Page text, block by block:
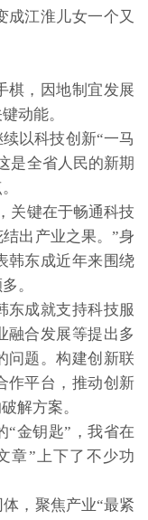
成江淮儿女一个又
，因地制宜发展
动能。
以科技创新“一马
是全省人民的新期
键在于畅通科技
出产业之果。”身
韩东成近年来围绕
。
成就支持科技服
融合发展等提出多
问题。构建创新联
作平台，推动创新
解方案。
金钥匙”，我省在
章”上下了不少功
，聚焦产业“最紧